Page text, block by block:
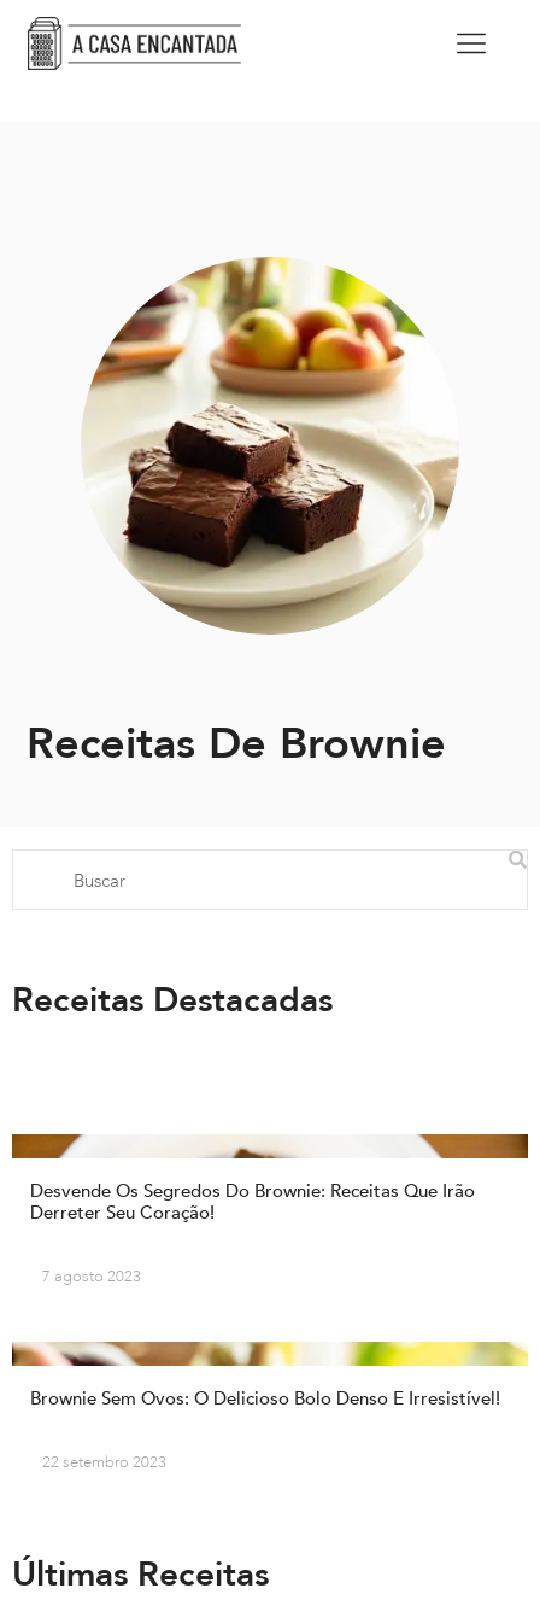
Receitas De Brownie
Receitas Destacadas
Desvende Os Segredos Do Brownie: Receitas Que Irão
Derreter Seu Coração!
7 agosto 2023
Brownie Sem Ovos: O Delicioso Bolo Denso E Irresistível!
22 setembro 2023
Últimas Receitas